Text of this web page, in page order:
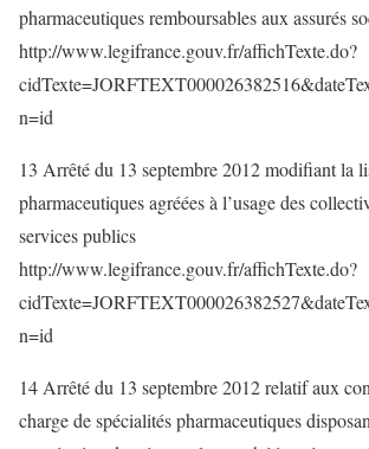
pharmaceutiques remboursables aux assurés
http://www.legifrance.gouv.fr/affichTexte.do?
n=id
13 Arrêté du 13 septembre 2012 modifiant la
pharmaceutiques agréées à l’usage des
services publics
http://www.legifrance.gouv.fr/affichTexte.do?
n=id
14 Arrêté du 13 septembre 2012 relatif aux
charge de spécialités pharmaceutiques